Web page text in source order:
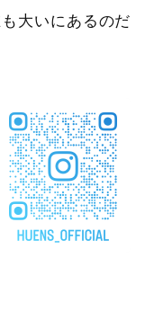
大いにあるのだ